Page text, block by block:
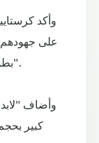
وأكد
على جهودهم
بطولة كبيرة لمدة 8 سنوات وقد شرفوا ألواننا".
كبير